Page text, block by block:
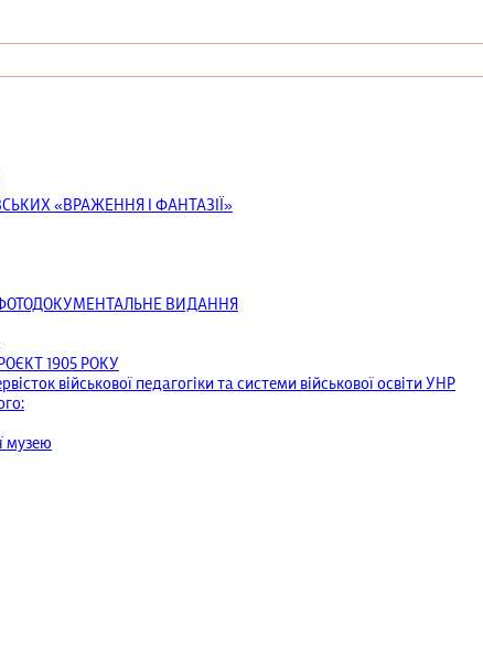
«ВРАЖЕННЯ І ФАНТАЗІЇ»
ВИДАННЯ
1905 РОКУ
військової педагогіки та системи військової освіти УНР
музею